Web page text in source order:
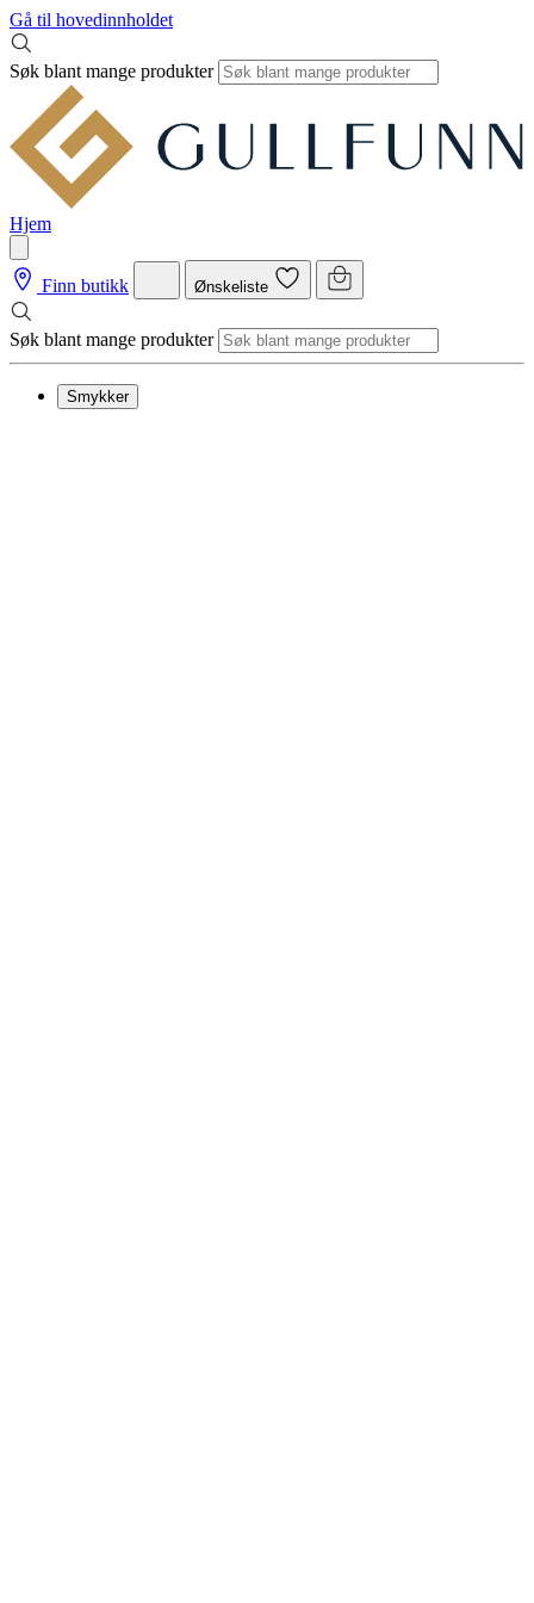
Gå til hovedinnholdet
Søk blant mange produkter
Hjem
Finn butikk Ønskeliste
Søk blant mange produkter
Smykker